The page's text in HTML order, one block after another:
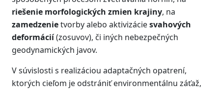
riešenie morfologických zmien krajiny, na
zamedzenietvorby alebo aktivizáciesvahových
deformácií(zosuvov), či iných nebezpečných
geodynamických javov.
V súvislosti s realizáciou adaptačných opatrení,
ktorých cieľom je odstrániť environmentálnu záťaž,